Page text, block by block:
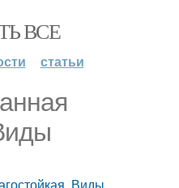
ВСЕ
статьи